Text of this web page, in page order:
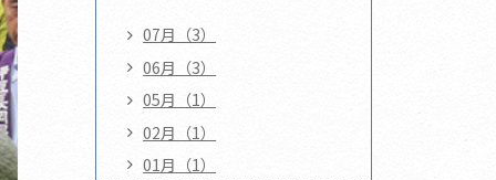
07月（3）
06月（3）
05月（1）
02月（1）
01月（1）